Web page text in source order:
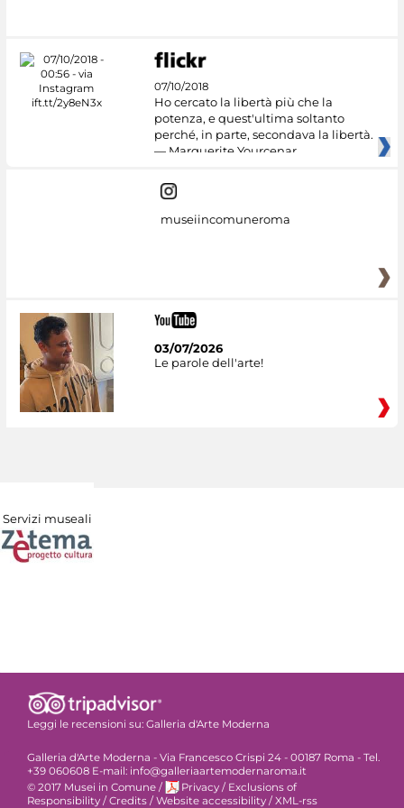
07/10/2018
Ho cercato la libertà più che la
potenza, e quest'ultima soltanto
perché, in parte, secondava la libertà.
— Marguerite Yourcenar
museiincomuneroma
03/07/2026
Le parole dell'arte!
Servizi museali
Leggi le recensioni su: Galleria d'Arte Moderna
Galleria d'Arte Moderna - Via Francesco Crispi 24 - 00187 Roma - Tel.
+39 060608 E-mail: info@galleriaartemodernaroma.it
© 2017 Musei in Comune / Privacy / Exclusions of
Responsibility / Credits / Website accessibility / XML-rss